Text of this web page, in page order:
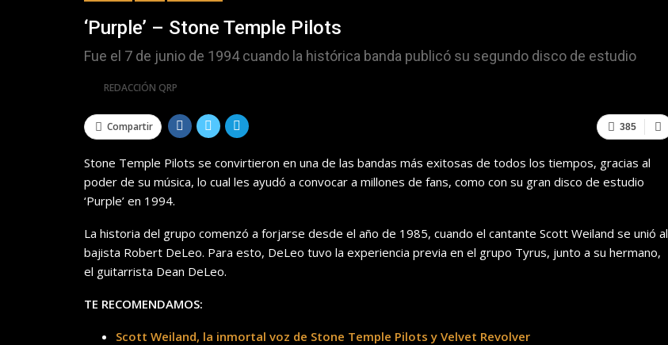
‘Purple’ – Stone Temple Pilots
Fue el 7 de junio de 1994 cuando la histórica banda publicó su segundo disco de estudio
REDACCIÓN QRP
385
Compartir
Stone Temple Pilots se convirtieron en una de las bandas más exitosas de todos los tiempos, gracias al
poder de su música, lo cual les ayudó a convocar a millones de fans, como con su gran disco de estudio
‘Purple’ en 1994.
La historia del grupo comenzó a forjarse desde el año de 1985, cuando el cantante Scott Weiland se unió al
bajista Robert DeLeo. Para esto, DeLeo tuvo la experiencia previa en el grupo Tyrus, junto a su hermano,
el guitarrista Dean DeLeo.
TE RECOMENDAMOS:
Scott Weiland, la inmortal voz de Stone Temple Pilots y Velvet Revolver